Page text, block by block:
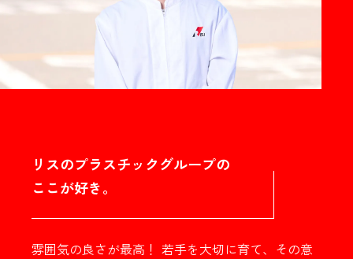
リスのプラスチックグループの
ここが好き。
雰囲気の良さが最高！ 若手を大切に育て、その意